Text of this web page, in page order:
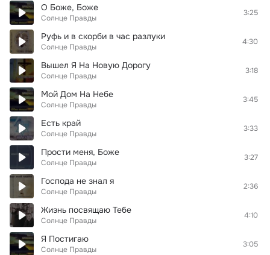
О Боже, Боже
Солнце Правды
3:25
Руфь и в скорби в час разлуки
Солнце Правды
4:30
Вышел Я На Новую Дорогу
Солнце Правды
3:18
Мой Дом На Небе
Солнце Правды
3:45
Есть край
Солнце Правды
3:33
Прости меня, Боже
Солнце Правды
3:27
Господа не знал я
Солнце Правды
2:36
Жизнь посвящаю Тебе
Солнце Правды
4:10
Я Постигаю
Солнце Правды
3:05